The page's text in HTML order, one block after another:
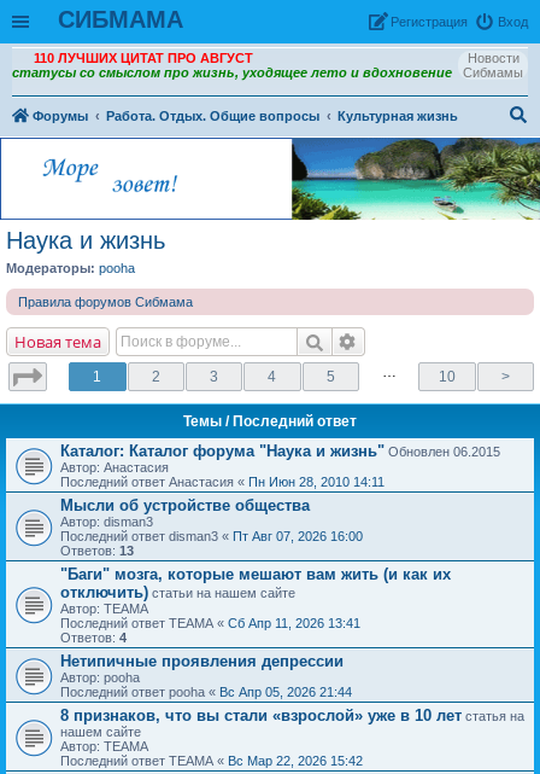
СИБМАМА Вход
Рeгиcтpaция
Новости
Сибмамы
110 ЛУЧШИХ ЦИТАТ ПРО АВГУСТ
статусы со смыслом про жизнь, уходящее лето и вдохновение
Форумы Работа. Отдых. Общие вопросы
Культурная жизнь
ои
ск
Наука и жизнь
Модераторы: pooha
Правила форумов Сибмама
Новая тема
1 2 3 4 5 … 10 >
Темы / Последний ответ
Каталог: Каталог форума "Наука и жизнь" Обновлен 06.2015
Автор: Анастасия
Последний ответ Анастасия « Пн Июн 28, 2010 14:11
Мысли об устройстве общества
Автор: disman3
Последний ответ disman3 « Пт Авг 07, 2026 16:00
Ответов: 13
"Баги" мозга, которые мешают вам жить (и как их
отключить) статьи на нашем сайте
Автор: ТЕАМА
Последний ответ ТЕАМА « Сб Апр 11, 2026 13:41
Ответов: 4
Нетипичные проявления депрессии
Автор: pooha
Последний ответ pooha « Вс Апр 05, 2026 21:44
8 признаков, что вы стали «взрослой» уже в 10 лет статья на
нашем сайте
Автор: ТЕАМА
Последний ответ ТЕАМА « Вс Мар 22, 2026 15:42